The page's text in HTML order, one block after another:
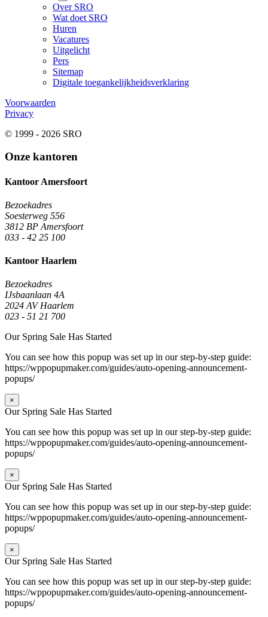
Over SRO
Wat doet SRO
Huren
Vacatures
Uitgelicht
Pers
Sitemap
Digitale toegankelijkheidsverklaring
Voorwaarden
Privacy
© 1999 - 2026 SRO
Onze kantoren
Kantoor Amersfoort
Bezoekadres
Soesterweg 556
3812 BP Amersfoort
033 - 42 25 100
Kantoor Haarlem
Bezoekadres
IJsbaanlaan 4A
2024 AV Haarlem
023 - 51 21 700
Our Spring Sale Has Started
You can see how this popup was set up in our step-by-step guide:
https://wppopupmaker.com/guides/auto-opening-announcement-
popups/
×
Our Spring Sale Has Started
You can see how this popup was set up in our step-by-step guide:
https://wppopupmaker.com/guides/auto-opening-announcement-
popups/
×
Our Spring Sale Has Started
You can see how this popup was set up in our step-by-step guide:
https://wppopupmaker.com/guides/auto-opening-announcement-
popups/
×
Our Spring Sale Has Started
You can see how this popup was set up in our step-by-step guide:
https://wppopupmaker.com/guides/auto-opening-announcement-
popups/